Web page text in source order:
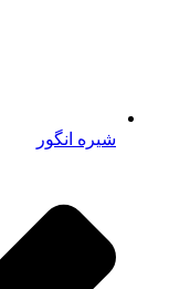
شیره انگور